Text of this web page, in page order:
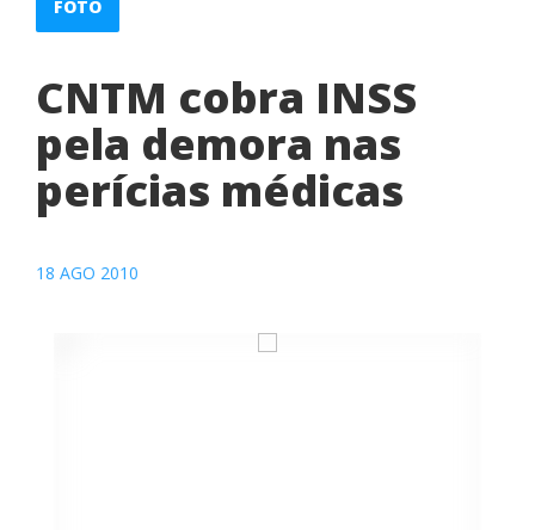
FOTO
CNTM cobra INSS
pela demora nas
perícias médicas
18 AGO 2010